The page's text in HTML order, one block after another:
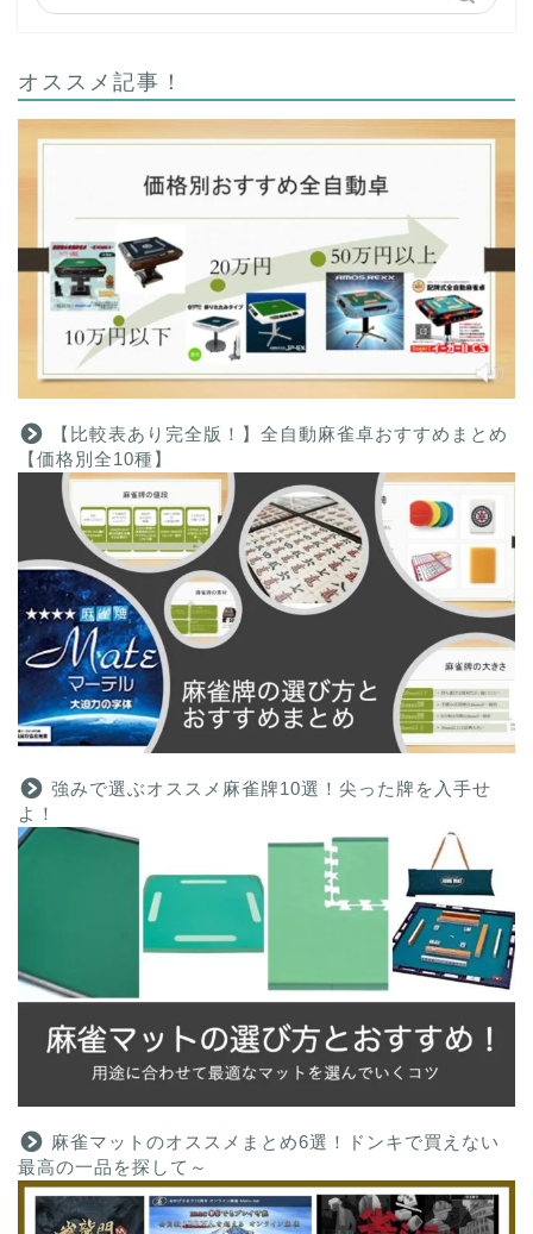
オススメ記事！
【比較表あり完全版！】全自動麻雀卓おすすめまとめ
【価格別全10種】
強みで選ぶオススメ麻雀牌10選！尖った牌を入手せ
よ！
麻雀マットのオススメまとめ6選！ドンキで買えない
最高の一品を探して～